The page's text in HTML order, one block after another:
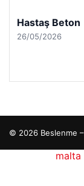
Hastaş Beton
26/05/2026
© 2026 Beslenme
malta